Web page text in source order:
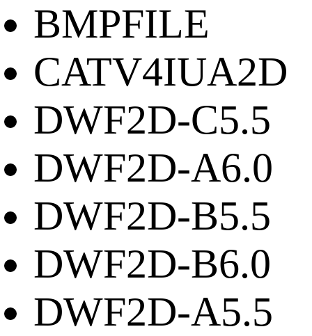
BMPFILE
CATV4IUA2D
DWF2D-C5.5
DWF2D-A6.0
DWF2D-B5.5
DWF2D-B6.0
DWF2D-A5.5